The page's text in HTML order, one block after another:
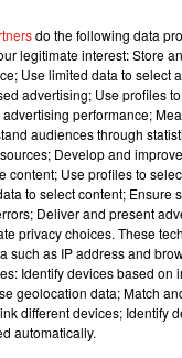
7 août 2026
Julien Lieb s’essaye à
dans son nouveau clip
Madonna sort enfin le
Sensation » avec Kylie
do the following data
legitimate interest: Store
Use limited data to select
advertising; Use profiles
performance;
audiences through
Develop and
content; Use profiles to
to select content; Ensure
Deliver and present
privacy choices. These
such as IP address and
Identify devices based on
geolocation data; Match
different devices; Identify
automatically.